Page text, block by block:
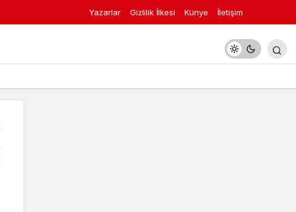
Yazarlar Gizlilik İlkesi Künye İletişim